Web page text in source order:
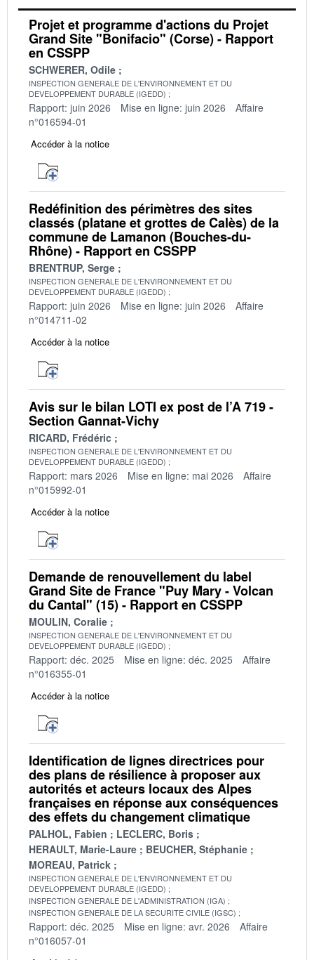
Projet et programme d'actions du Projet
Grand Site "Bonifacio" (Corse) - Rapport
en CSSPP
SCHWERER, Odile
INSPECTION GENERALE DE L'ENVIRONNEMENT ET DU
DEVELOPPEMENT DURABLE (IGEDD)
Rapport: juin 2026 Mise en ligne: juin 2026
Affaire
n°016594-01
Accéder à la notice
Redéfinition des périmètres des sites
classés (platane et grottes de Calès) de la
commune de Lamanon (Bouches-du-
Rhône) - Rapport en CSSPP
BRENTRUP, Serge
INSPECTION GENERALE DE L'ENVIRONNEMENT ET DU
DEVELOPPEMENT DURABLE (IGEDD)
Rapport: juin 2026 Mise en ligne: juin 2026
Affaire
n°014711-02
Accéder à la notice
Avis sur le bilan LOTI ex post de l’A 719 -
Section Gannat-Vichy
RICARD, Frédéric
INSPECTION GENERALE DE L'ENVIRONNEMENT ET DU
DEVELOPPEMENT DURABLE (IGEDD)
Rapport: mars 2026 Mise en ligne: mai 2026
Affaire
n°015992-01
Accéder à la notice
Demande de renouvellement du label
Grand Site de France "Puy Mary - Volcan
du Cantal" (15) - Rapport en CSSPP
MOULIN, Coralie
INSPECTION GENERALE DE L'ENVIRONNEMENT ET DU
DEVELOPPEMENT DURABLE (IGEDD)
Rapport: déc. 2025 Mise en ligne: déc. 2025
Affaire
n°016355-01
Accéder à la notice
Identification de lignes directrices pour
des plans de résilience à proposer aux
autorités et acteurs locaux des Alpes
françaises en réponse aux conséquences
des effets du changement climatique
PALHOL, Fabien
LECLERC, Boris
HERAULT, Marie-Laure
BEUCHER, Stéphanie
MOREAU, Patrick
INSPECTION GENERALE DE L'ENVIRONNEMENT ET DU
DEVELOPPEMENT DURABLE (IGEDD)
INSPECTION GENERALE DE L'ADMINISTRATION (IGA)
INSPECTION GENERALE DE LA SECURITE CIVILE (IGSC)
Rapport: déc. 2025 Mise en ligne: avr. 2026
Affaire
n°016057-01